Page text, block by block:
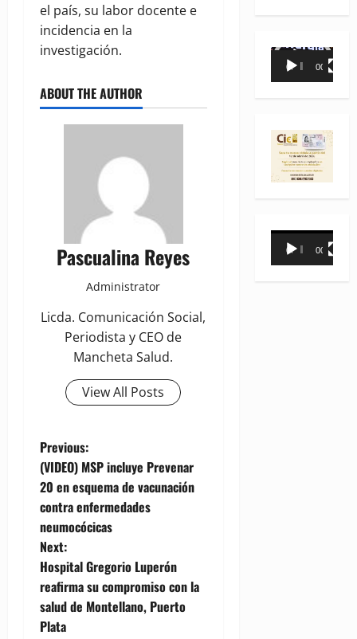
el país, su labor docente e
incidencia en la
investigación.
ABOUT THE AUTHOR
Pascualina Reyes
Administrator
Licda. Comunicación Social,
Periodista y CEO de
Mancheta Salud.
View All Posts
P
o
s
t
n
a
Previous:
(VIDEO) MSP incluye Prevenar
20 en esquema de vacunación
contra enfermedades
neumocócicas
Next:
Hospital Gregorio Luperón
reafirma su compromiso con la
salud de Montellano, Puerto
Plata
Reproductor
00:00 00:35
Reproductor
00:00 00:31